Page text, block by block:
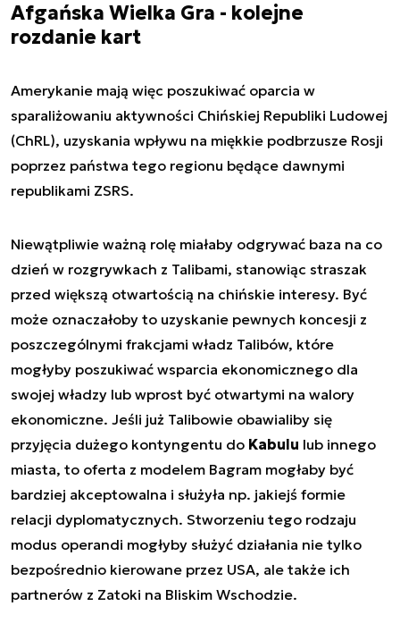
Afgańska Wielka Gra - kolejne
rozdanie kart
Amerykanie mają więc poszukiwać oparcia w
sparaliżowaniu aktywności Chińskiej Republiki Ludowej
(ChRL), uzyskania wpływu na miękkie podbrzusze Rosji
poprzez państwa tego regionu będące dawnymi
republikami ZSRS.
Niewątpliwie ważną rolę miałaby odgrywać baza na co
dzień w rozgrywkach z Talibami, stanowiąc straszak
przed większą otwartością na chińskie interesy. Być
może oznaczałoby to uzyskanie pewnych koncesji z
poszczególnymi frakcjami władz Talibów, które
mogłyby poszukiwać wsparcia ekonomicznego dla
swojej władzy lub wprost być otwartymi na walory
ekonomiczne. Jeśli już Talibowie obawialiby się
przyjęcia dużego kontyngentu do Kabulu lub innego
miasta, to oferta z modelem Bagram mogłaby być
bardziej akceptowalna i służyła np. jakiejś formie
relacji dyplomatycznych. Stworzeniu tego rodzaju
modus operandi mogłyby służyć działania nie tylko
bezpośrednio kierowane przez USA, ale także ich
partnerów z Zatoki na Bliskim Wschodzie.